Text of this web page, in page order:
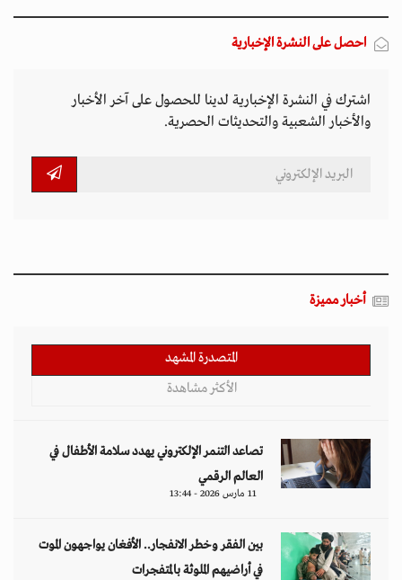
احصل على النشرة الإخبارية
اشترك في النشرة الإخبارية لدينا للحصول على آخر الأخبار
والأخبار الشعبية والتحديثات الحصرية.
أخبار مميزة
المتصدرة المشهد
الأكثر مشاهدة
تصاعد التنمر الإلكتروني يهدد سلامة الأطفال في
العالم الرقمي
11 مارس 2026 - 13:44
بين الفقر وخطر الانفجار.. الأفغان يواجهون الموت
في أراضيهم الملوثة بالمتفجرات